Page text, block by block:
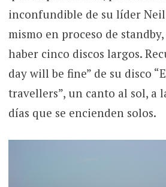
inconfundible de su líder
mismo en proceso de
haber cinco discos largos.
day will be fine” de su disco
travellers”, un canto al sol, a
días que se encienden solos.